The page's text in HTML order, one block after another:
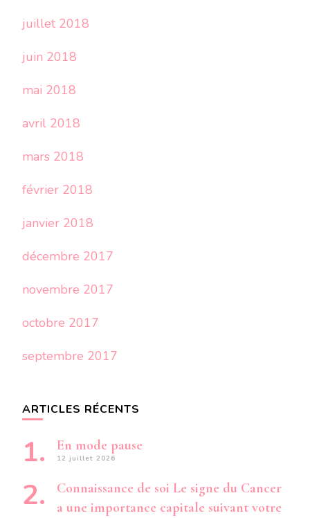
juillet 2018
juin 2018
mai 2018
avril 2018
mars 2018
février 2018
janvier 2018
décembre 2017
novembre 2017
octobre 2017
septembre 2017
ARTICLES RÉCENTS
En mode pause
12 juillet 2026
Connaissance de soi Le signe du Cancer
a une importance capitale suivant votre